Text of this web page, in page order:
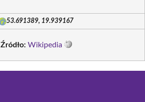
53.691389, 19.939167
Źródło: Wikipedia